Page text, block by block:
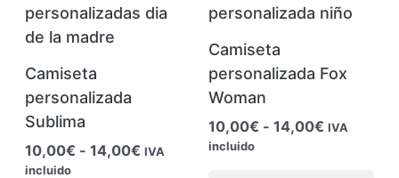
Camiseta
personalizada
Sublima
10,00€ - 14,00€Rango
IVA
incluido
Camiseta
personalizada Fox
Woman
10,00€ - 14,00€ Rango
IVA
incluido